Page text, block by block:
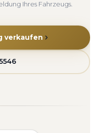
Ihres Fahrzeugs.
verkaufen